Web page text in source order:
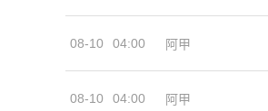
08-10 04:00 阿甲
08-10 04:00 阿甲